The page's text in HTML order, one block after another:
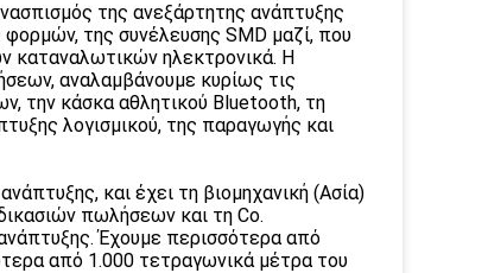
της ανεξάρτητης ανάπτυξης
φορμών, της συνέλευσης SMD μαζί, που
καταναλωτικών ηλεκτρονικά. Η
αναλαμβάνουμε κυρίως τις
την κάσκα αθλητικού Bluetooth, τη
λογισμικού, της παραγωγής και
και έχει τη βιομηχανική (Ασία)
πωλήσεων και τη Co.
Έχουμε περισσότερα από
από 1.000 τετραγωνικά μέτρα του